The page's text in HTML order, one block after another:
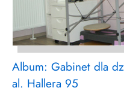
Album: Gabinet dla
al. Hallera 95